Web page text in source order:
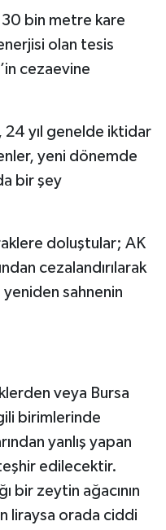
bin metre kare
olan tesis
cezaevine
24 yıl genelde iktidar
yeni dönemde
bir şey
doluştular; AK
cezalandırılarak
sahnenin
veya Bursa
birimlerinde
yanlış yapan
edilecektir.
bir zeytin ağacının
liraysa orada ciddi